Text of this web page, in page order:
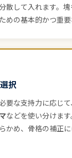
散して入れます。塊
めの基本的かつ重要
択
要な支持力に応じて
などを使い分けま
かめ、骨格の補正